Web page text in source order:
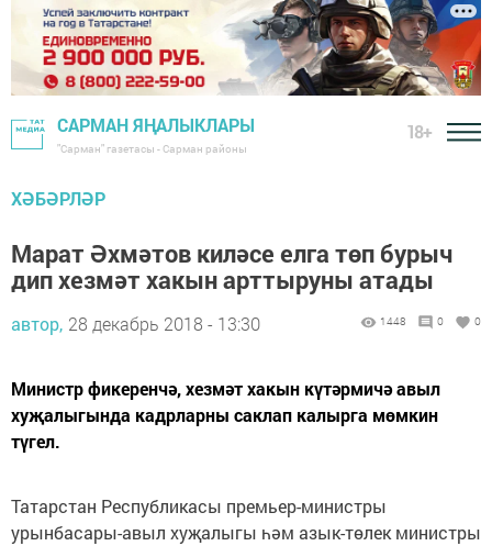
САРМАН ЯҢАЛЫКЛАРЫ
"Сарман" газетасы - Сарман районы
18+
ХӘБӘРЛӘР
Марат Әхмәтов киләсе елга төп бурыч
дип хезмәт хакын арттыруны атады
автор, 28 декабрь 2018 - 13:30 1448 0 0
Министр фикеренчә, хезмәт хакын күтәрмичә авыл
хуҗалыгында кадрларны саклап калырга мөмкин
түгел.
Татарстан Республикасы премьер-министры
урынбасары-авыл хуҗалыгы һәм азык-төлек министры